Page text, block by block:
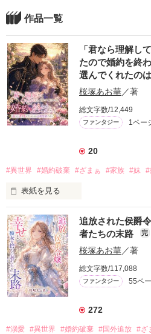
作品一覧
「君なら理解し
たので婚約を終
選んでくれたの
桜塚あお華／著
総文字数/12,449
ファンタジー 1ペー
20
#異世界 #婚約破棄 #ざまぁ #家族 #妹 #
表紙を見る
侯爵令嬢シャロンは、幼い頃から
に、何もかも譲って生きてきた。
両親はいつも「お姉ちゃんだから
トまでも「君なら理解してくれる
る。
誕生日も、約束も、結婚準備も、
はずだった夜会さえ――。
「――私を選んでほしかった」
そのたった一つの願いは、最後ま
追放された侯爵
者たちの末路
完
桜塚あお華／著
総文字数/117,088
ファンタジー 55ペ
272
#溺愛 #異世界 #婚約破棄 #国外追放 #ざ